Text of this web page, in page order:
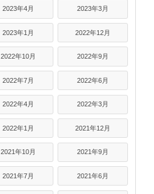
2023年4月 2023年3月
2023年1月 2022年12月
2022年10月 2022年9月
2022年7月 2022年6月
2022年4月 2022年3月
2022年1月 2021年12月
2021年10月 2021年9月
2021年7月 2021年6月